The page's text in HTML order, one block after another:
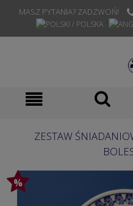
MASZ PYTANIA? ZADZWOŃ!
ZESTAW